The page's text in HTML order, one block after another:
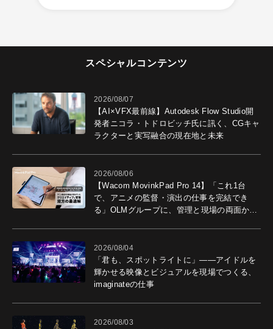
スペシャルコンテンツ
2026/08/07
【AI×VFX最前線】Autodesk Flow Studio開
発者ニコラ・トドロビッチ氏に訊く、CGキャ
ラクターと実写融合の現在地と未来
2026/08/06
【Wacom MovinkPad Pro 14】「これ1台
で、アニメの監督・演出の仕事を完結でき
る」OLMグループに、管理と現場の両面から
2026/08/04
「君も、スポットライトに」――アイドルを
輝かせる映像とビジュアルを現場でつくる、
imaginateの仕事
2026/08/03